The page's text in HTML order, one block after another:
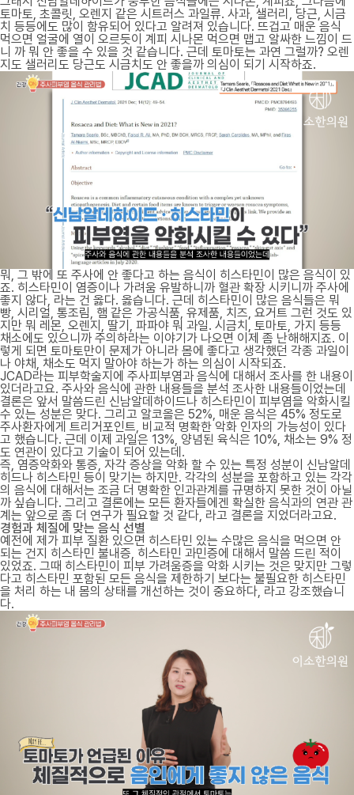
토마토, 초콜릿, 오렌지 같은 시트러스 과일류. 사과, 샐러리, 당근, 시금
치 등등에도 많이 함유되어 있다고 알려져 있습니다. 뜨겁고 매운 음식
먹으면 얼굴에 열이 오르듯이 계피 시나몬 먹으면 맵고 알싸한 느낌이 드
니 까 뭐 안 좋을 수 있을 것 같습니다. 근데 토마토는 과연 그럴까? 오렌
지도 샐러리도 당근도 시금치도 안 좋을까 의심이 되기 시작하죠.
뭐, 그 밖에 또 주사에 안 좋다고 하는 음식이 히스타민이 많은 음식이 있
죠. 히스타민이 염증이나 가려움 유발하니까 혈관 확장 시키니까 주사에
좋지 않다, 라는 건 옳다. 옳습니다. 근데 히스타민이 많은 음식들은 뭐
빵, 시리얼, 통조림, 햄 같은 가공식품, 유제품, 치즈, 요거트 그런 것도 있
지만 뭐 레몬, 오렌지, 딸기, 파파야 뭐 과일. 시금치, 토마토, 가지 등등
채소에도 있으니까 주의하라는 이야기가 나오면 이제 좀 난해해지죠. 이
렇게 되면 토마토만이 문제가 아니라 몸에 좋다고 생각했던 각종 과일이
나 야채, 채소도 먹지 말아야 하는가 하는 의심이 시작되죠.
JCAD라는 피부학술지에 주사피부염과 음식에 대해서 조사를 한 내용이
있더라고요. 주사와 음식에 관한 내용들을 분석 조사한 내용들이었는데
결론은 앞서 말씀드린 신남알데하이드나 히스타민이 피부염을 악화시킬
수 있는 성분은 맞다. 그리고 알코올은 52%, 매운 음식은 45% 정도로
주사환자에게 트리거포인트, 비교적 명확한 악화 인자의 가능성이 있다
고 했습니다. 근데 이제 과일은 13%, 양념된 육식은 10%, 채소는 9% 정
도 연관이 있다고 기술이 되어 있는데.
즉, 염증악화와 통증, 자각 증상을 악화 할 수 있는 특정 성분이 신남알데
히드나 히스타민 등이 맞기는 하지만. 각각의 성분을 포함하고 있는 각각
의 음식에 대해서는 조금 더 명확한 인과관계를 규명하지 못한 것이 아닐
까 싶습니다. 그리고 결론에는 모든 환자들에겐 확실한 음식과의 연관 관
계는 앞으로 좀 더 연구가 필요할 것 같다, 라고 결론을 지었더라고요.
경험과 체질에 맞는 음식 선별
예전에 제가 피부 질환 있으면 히스타민 있는 수많은 음식을 먹으면 안
되는 건지 히스타민 불내증, 히스타민 과민증에 대해서 말씀 드린 적이
있었죠. 그때 히스타민이 피부 가려움증을 악화 시키는 것은 맞지만 그렇
다고 히스타민 포함된 모든 음식을 제한하기 보다는 불필요한 히스타민
을 처리 하는 내 몸의 상태를 개선하는 것이 중요하다, 라고 강조했습니
다.